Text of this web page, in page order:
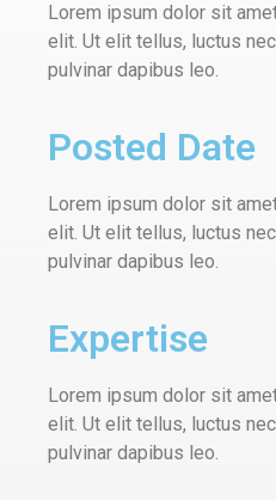
Lorem ipsum dolor sit
elit. Ut elit tellus, luctus
pulvinar dapibus leo.
Posted Date
Lorem ipsum dolor sit
elit. Ut elit tellus, luctus
pulvinar dapibus leo.
Expertise
Lorem ipsum dolor sit
elit. Ut elit tellus, luctus
pulvinar dapibus leo.